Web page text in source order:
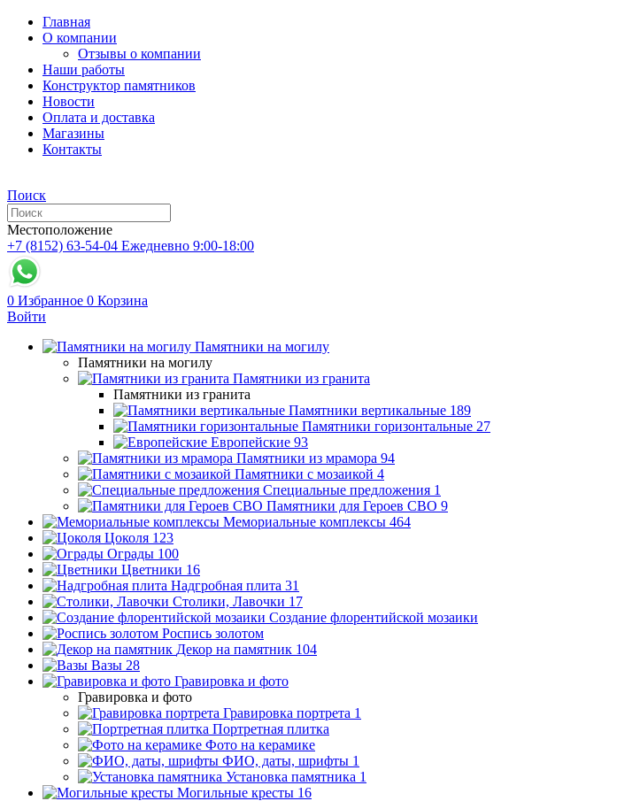
Главная
О компании
Отзывы о компании
Наши работы
Конструктор памятников
Новости
Оплата и доставка
Магазины
Контакты
Поиск
Местоположение
+7 (8152) 63-54-04 Ежедневно 9:00-18:00
0 Избранное 0 Корзина
Войти
Памятники на могилу
Памятники на могилу
Памятники из гранита
Памятники из гранита
Памятники вертикальные 189
Памятники горизонтальные 27
Европейские 93
Памятники из мрамора 94
Памятники с мозаикой 4
Специальные предложения 1
Памятники для Героев СВО 9
Мемориальные комплексы 464
Цоколя 123
Ограды 100
Цветники 16
Надгробная плита 31
Столики, Лавочки 17
Создание флорентийской мозаики
Роспись золотом
Декор на памятник 104
Вазы 28
Гравировка и фото
Гравировка и фото
Гравировка портрета 1
Портретная плитка
Фото на керамике
ФИО, даты, шрифты 1
Установка памятника 1
Могильные кресты 16